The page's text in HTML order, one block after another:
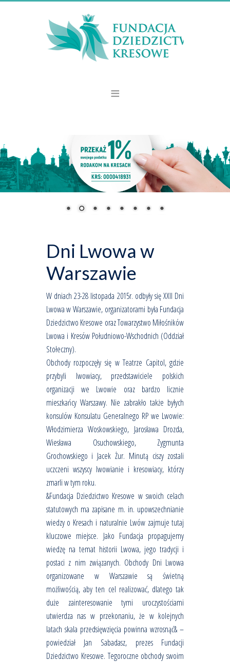
Dni Lwowa w
Warszawie
W dniach 23-28 listopada 2015r. odbyły się XXII Dni
Lwowa w Warszawie, organizatorami była Fundacja
Dziedzictwo Kresowe oraz Towarzystwo Miłośników
Lwowa i Kresów Południowo-Wschodnich (Oddział
Stołeczny).
Obchody rozpoczęły się w Teatrze Capitol, gdzie
przybyli lwowiacy, przedstawiciele polskich
organizacji we Lwowie oraz bardzo licznie
mieszkańcy Warszawy. Nie zabrakło także byłych
konsulów Konsulatu Generalnego RP we Lwowie:
Włodzimierza Woskowskiego, Jarosława Drozda,
Wiesława Osuchowskiego, Zygmunta
Grochowskiego i Jacek Żur. Minutą ciszy zostali
uczczeni wszyscy lwowianie i kresowiacy, którzy
zmarli w tym roku.
&Fundacja Dziedzictwo Kresowe w swoich celach
statutowych ma zapisane m. in. upowszechnianie
wiedzy o Kresach i naturalnie Lwów zajmuje tutaj
kluczowe miejsce. Jako Fundacja propagujemy
wiedzę na temat historii Lwowa, jego tradycji i
postaci z nim związanych. Obchody Dni Lwowa
organizowane w Warszawie są świetną
możliwością, aby ten cel realizować, dlatego tak
duże zainteresowanie tymi uroczystościami
utwierdza nas w przekonaniu, że w kolejnych
latach skala przedsięwzięcia powinna wzrosnąć& –
powiedział Jan Sabadasz, prezes Fundacji
Dziedzictwo Kresowe. Tegoroczne obchody swoim